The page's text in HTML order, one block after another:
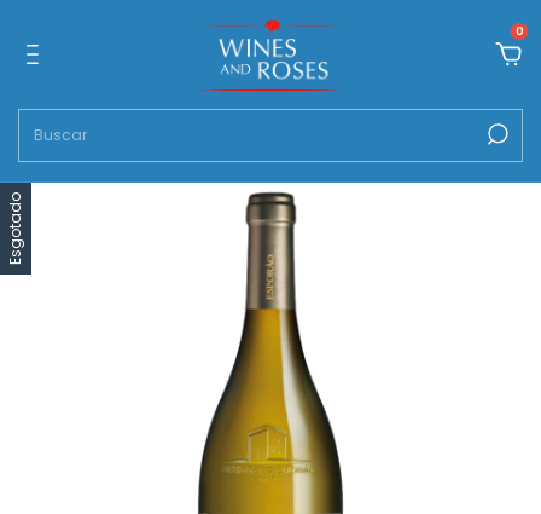
0
Esgotado